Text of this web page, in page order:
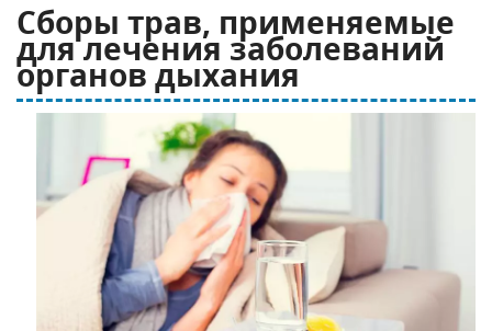
Сборы трав, применяемые
для лечения заболеваний
органов дыхания